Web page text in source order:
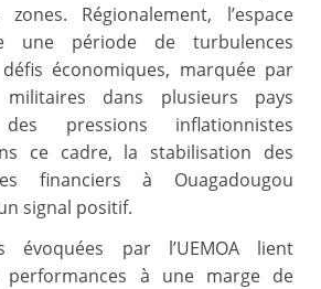
Régionalement, l’espace
une période de turbulences
économiques, marquée par
dans plusieurs pays
pressions inflationnistes
ce cadre, la stabilisation des
financiers à Ouagadougou
signal positif.
évoquées par l’UEMOA lient
performances à une marge de